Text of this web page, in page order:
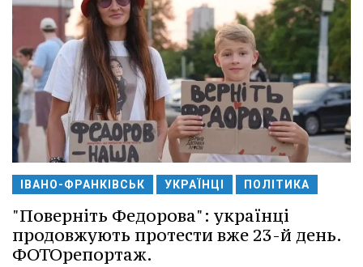
ІВАНО-ФРАНКІВСЬК УКРАЇНЦІ ПОЛІТИКА
"Поверніть Федорова": українці
продовжують протести вже 23-й день.
ФОТОрепортаж.